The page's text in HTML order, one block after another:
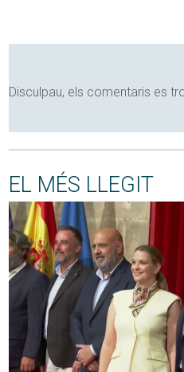
Disculpau, els comentaris es
EL MÉS LLEGIT